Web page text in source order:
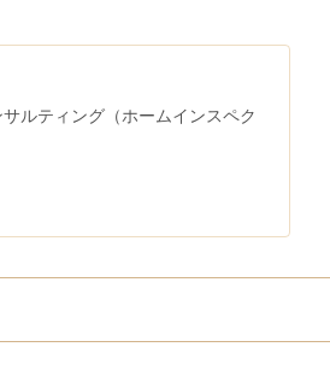
ルティング（ホームインスペク